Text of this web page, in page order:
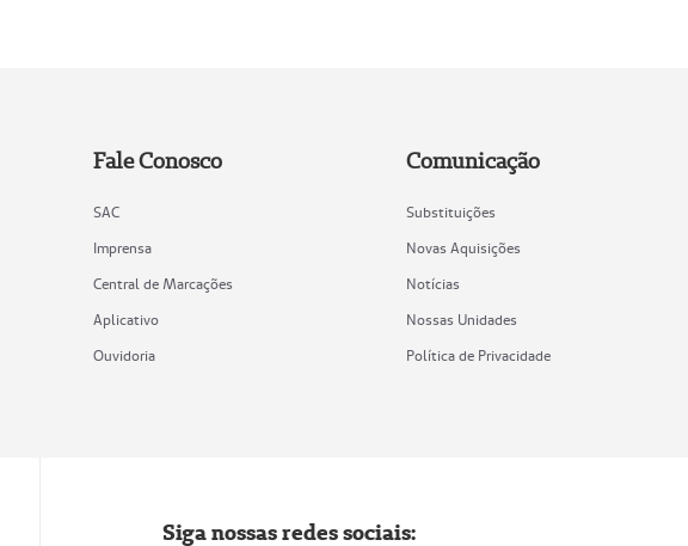
Fale Conosco
SAC
Imprensa
Central de Marcações
Aplicativo
Ouvidoria
Comunicação
Substituições
Novas Aquisições
Notícias
Nossas Unidades
Política de Privacidade
Siga nossas redes sociais: